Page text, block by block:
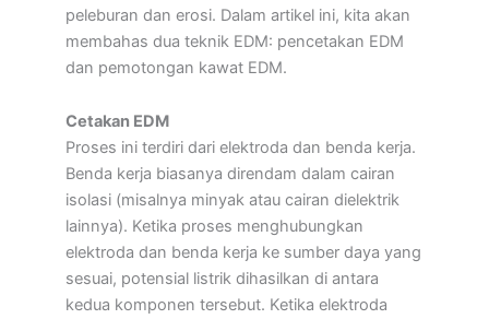
peleburan dan erosi. Dalam artikel ini, kita akan
membahas dua teknik EDM: pencetakan EDM
dan pemotongan kawat EDM.
Cetakan EDM
Proses ini terdiri dari elektroda dan benda kerja.
Benda kerja biasanya direndam dalam cairan
isolasi (misalnya minyak atau cairan dielektrik
lainnya). Ketika proses menghubungkan
elektroda dan benda kerja ke sumber daya yang
sesuai, potensial listrik dihasilkan di antara
kedua komponen tersebut. Ketika elektroda